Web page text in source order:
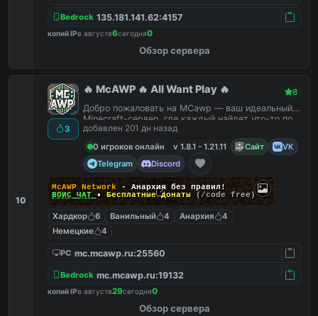
Bedrock 135.181.141.62:4157
копий IPв августе6сегодня0
Обзор сервера
10
3
🔥 McAWP 🔥 All Want Play 🔥 8
Добро пожаловать на MCawp — ваш идеальный
Minecraft-сервер, где каждый найдет что-то по
душе!
добавлен 201 дн назад
0 игроков онлайн
v 1.8.1 - 1.21.11 Сайт
VK
Telegram
Discord
McAWP Network
- Анархия без правил!
ВОЙС ЧАТ
• Бесплатные донаты (/code free)
Хардкор 6 Ванильный 4 Анархия
4
Немецкие
4
PC mc.mcawp.ru:25560
Bedrock mc.mcawp.ru:19132
копий IPв августе29сегодня0
Обзор сервера